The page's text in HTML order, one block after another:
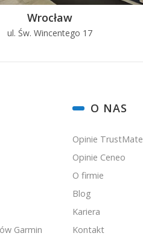
Wrocław
ul. Św. Wincentego 17
Garmin
O NAS
Opinie TrustMate
Opinie Ceneo
O firmie
Blog
Kariera
Kontakt